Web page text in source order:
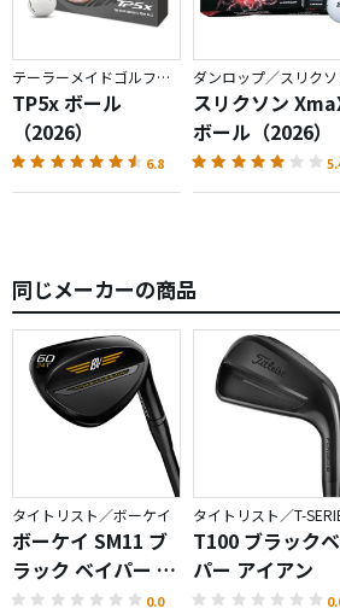
相性の問題ですし、同じボールを使
と思います。通常ショットの飛距離や
右するような差を感じることができな
離感を最優先にした結果、V1が私に
マークダウンしたので、来年用に数ダ
テーラーメイドゴルフ／TP5
TP5x ボール
（2026）
6.8
ダンロップ／スリクソ
スリクソン
ボール（2026）
同じメーカーの商品
タイトリスト／ボーケイ
ボーケイ SM11 ブ
ラック ベイパー ウ
ェッジ
0.0
タイトリスト／T-
T100 ブラック
パー アイアン